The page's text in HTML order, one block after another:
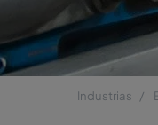
Industrias